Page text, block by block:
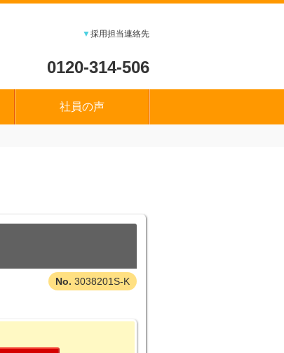
▼採用担当連絡先
0120-314-506
社員の声
3038201S-K